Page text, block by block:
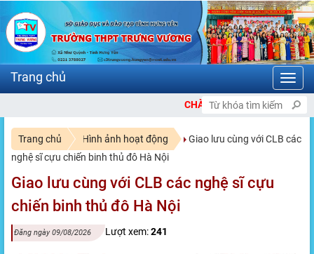
CHÀO MỪNG BẠN ĐẾN VỚI CỔNG THÔNG
Trang chủ Hình ảnh hoạt động
Giao lưu cùng với CLB các
nghệ sĩ cựu chiến binh thủ đô Hà Nội
Giao lưu cùng với CLB các nghệ sĩ cựu
chiến binh thủ đô Hà Nội
Đăng ngày 09/08/2026 Lượt xem:241